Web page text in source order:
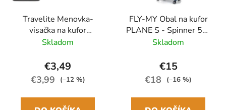
Travelite Menovka-
visačka na kufor
Multicolor Stripes
Skladom
€3,49
€3,99 (–12 %)
FLY-MY Obal na kufor
PLANE S - Spinner 50-
60 cm Šedý
Skladom
€15
€18 (–16 %)